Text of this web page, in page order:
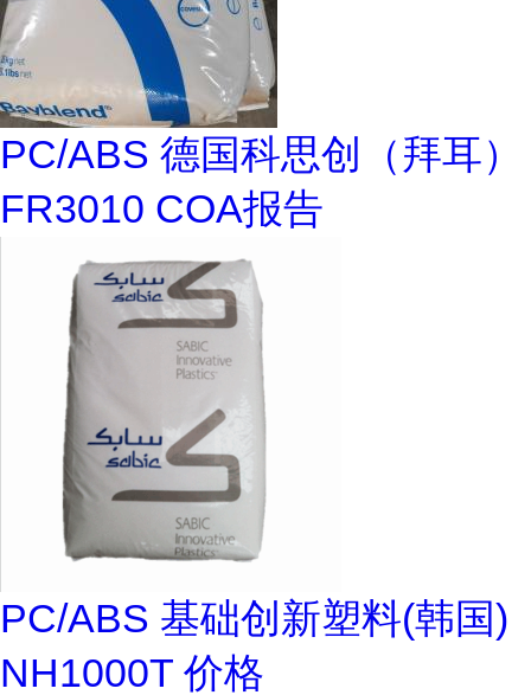
PC/ABS 德国科思创（拜耳）
FR3010 COA报告
PC/ABS 基础创新塑料(韩国)
NH1000T 价格